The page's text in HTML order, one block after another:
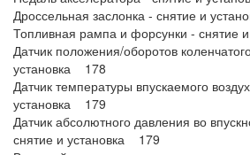
Дроссельная заслонка - снятие и
Топливная рампа и форсунки - снятие
Датчик положения/оборотов
установка 178
Датчик температуры впускаемого
установка 179
Датчик абсолютного давления во
снятие и установка 179